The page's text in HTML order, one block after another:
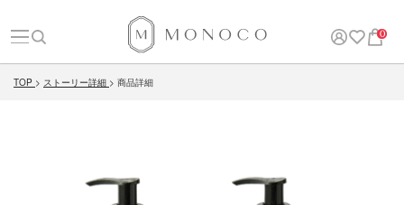
0
TOP ストーリー詳細 商品詳細